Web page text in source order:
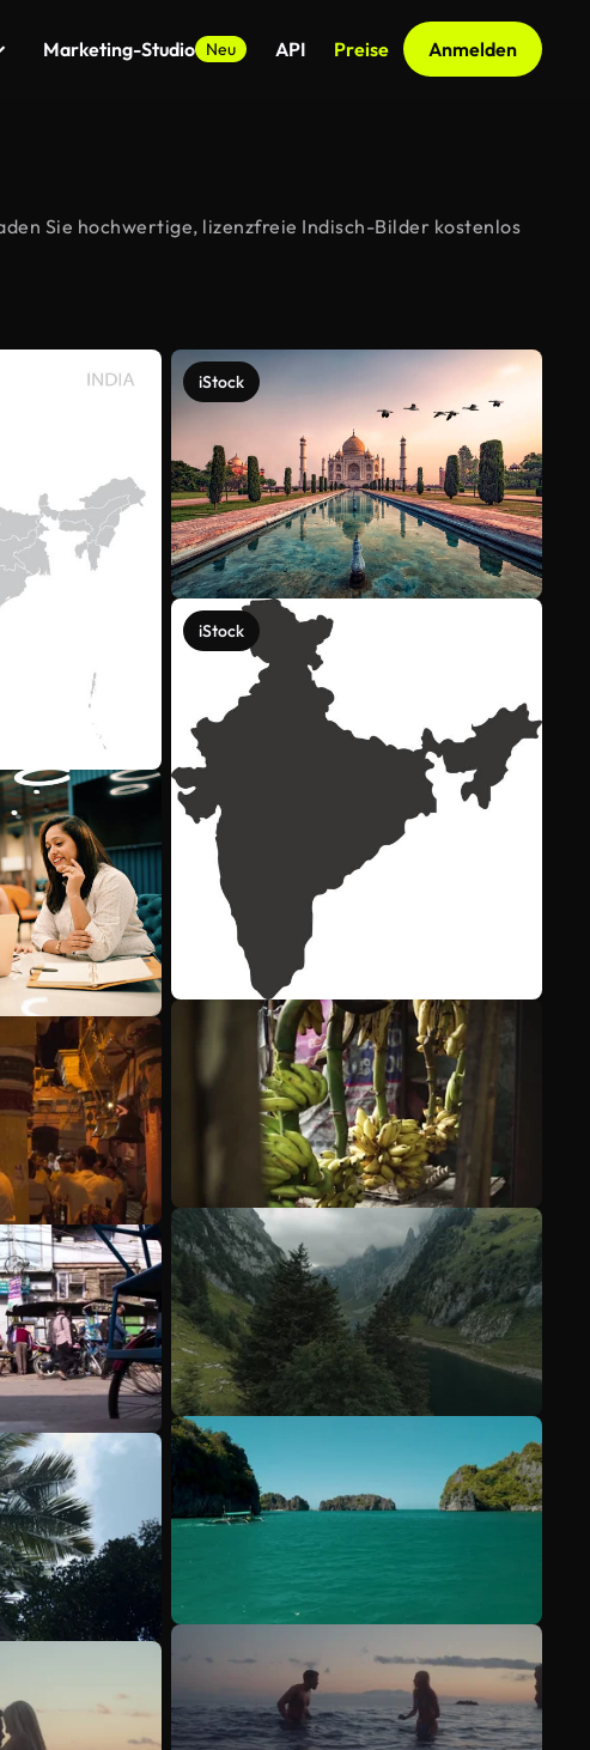
Marketing-Studio Neu API Preise Anmelden
Sie hochwertige, lizenzfreie Indisch-Bilder kostenlos
iStock
iStock
Mehr anzeigen